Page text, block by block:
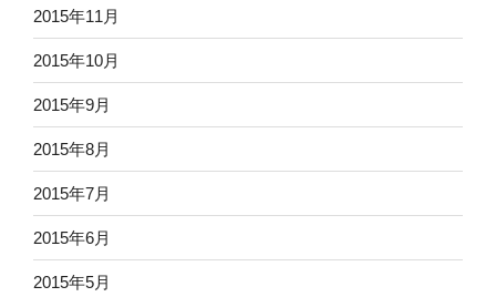
2015年11月
2015年10月
2015年9月
2015年8月
2015年7月
2015年6月
2015年5月